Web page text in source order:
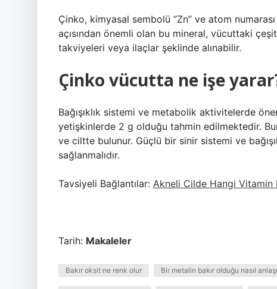
Çinko, kimyasal sembolü “Zn” ve atom
açısından önemli olan bu mineral, vücuttaki
takviyeleri veya ilaçlar şeklinde alınabilir.
Çinko vücutta ne işe
Bağışıklık sistemi ve metabolik aktivitelerde
yetişkinlerde 2 g olduğu tahmin edilmektedir.
ve ciltte bulunur. Güçlü bir sinir sistemi ve
sağlanmalıdır.
Tavsiyeli Bağlantılar: Akneli Cilde Hangi Vitamin
Tarih: Makaleler
Bakır oksit ne renk olur Bir metalin bakır olduğu nasıl